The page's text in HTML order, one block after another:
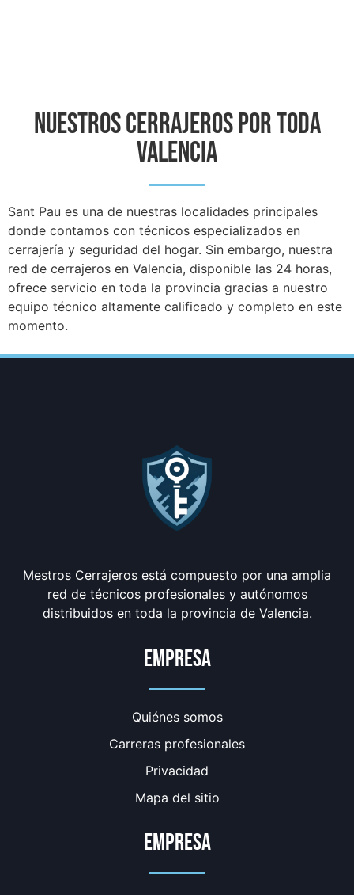
NUESTROS CERRAJEROS POR TODA
VALENCIA
Sant Pau es una de nuestras localidades principales
donde contamos con técnicos especializados en
cerrajería y seguridad del hogar. Sin embargo, nuestra
red de cerrajeros en Valencia, disponible las 24 horas,
ofrece servicio en toda la provincia gracias a nuestro
equipo técnico altamente calificado y completo en este
momento.
Mestros Cerrajeros está compuesto por una amplia
red de técnicos profesionales y autónomos
distribuidos en toda la provincia de Valencia.
Empresa
Quiénes somos
Carreras profesionales
Privacidad
Mapa del sitio
Empresa